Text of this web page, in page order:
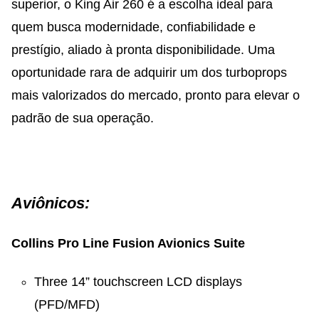
superior, o King Air 260 é a escolha ideal para
quem busca modernidade, confiabilidade e
prestígio, aliado à pronta disponibilidade. Uma
oportunidade rara de adquirir um dos turboprops
mais valorizados do mercado, pronto para elevar o
padrão de sua operação.
Aviônicos:
Collins Pro Line Fusion Avionics Suite
Three 14” touchscreen LCD displays
(PFD/MFD)